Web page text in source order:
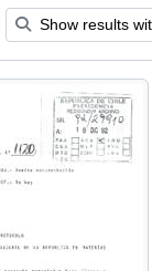
Show results